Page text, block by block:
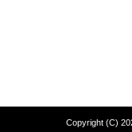
Copyright (C)